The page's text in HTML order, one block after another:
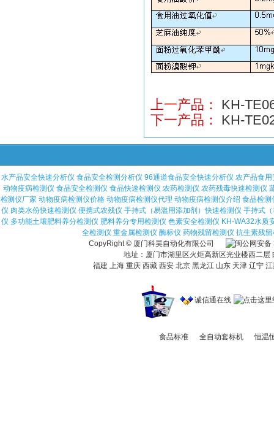
上一产品： KH-
下一产品： KH-
水产品安全快速分析仪 食品安全检测分析仪 96通道食品安全快速分析仪 农产品食
动物疫病检测仪 食品安全检测仪 食品快速检测仪 农药检测仪 农药残毒快速检测仪
检测仪厂家 动物疫病检测仪价格 动物疫病检测仪代理 动物疫病检测仪介绍 食品检测
仪 肉类水份快速检测仪 便携式农残仪 手持式（易滥用添加剂）快速检测仪 手持式
仪 多功能土壤肥料养分检测仪 肥料养分专用检测仪 色素安全检测仪 KH-WA32水质
全检测仪 重金属检测仪 酶标仪 药物残留检测仪 抗生素残
CopyRight © 厦门科昊自动化有限公司
地址：厦门市湖里区火炬高新区光业楼西二
福建 上海 重庆 西藏 西安 北京 黑龙江 山东 天津 辽宁
诚信通在线
食品标准 全自动套标机 恒温